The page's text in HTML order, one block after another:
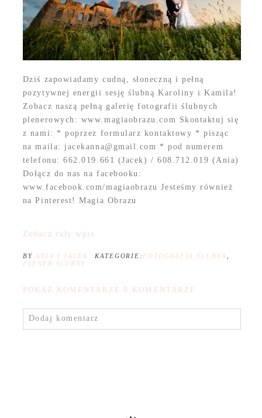
Dziś zapowiadamy cudną, słoneczną i pełną
pozytywnej energii sesję ślubną Karoliny i Kamila!
Zobacz naszą pełną galerię fotografii ślubnych
plenerowych: www.magiaobrazu.com Skontaktuj się
z nami: * poprzez formularz kontaktowy * pisząc
na maila: jacekanna@gmail.com * pod numerem
telefonu: 662.019.661 (Jacek) / 608.712.019 (Ania)
Dołącz do nas na facebooku:
www.facebook.com/magiaobrazu Jesteśmy również
na Pinterest! Magia Obrazu
Zobacz cały wpis
BY ANIA I JACEK KATEGORIE: FOTOGRAFIA ŚLUBNA
PLENER ŚLUBNY
POKAŻ KOMENTARZE 0 KOMENTARZE
Dodaj komentarz